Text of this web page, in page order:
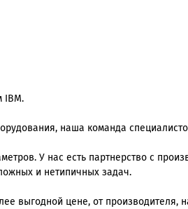
IBM.
наша команда
У нас есть партнерство с
и нетипичных задач.
выгодной цене, от производителя,